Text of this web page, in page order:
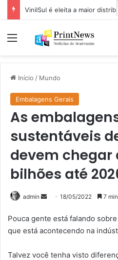
Menu
Início / Mundo
Embalagens Gerais
As
sustentáveis
devem chegar
bilhões até
admin
Mande
e-
mail
18/05/2022 7
Pouca gente está falando
que está acontecendo na
Talvez você tenha visto